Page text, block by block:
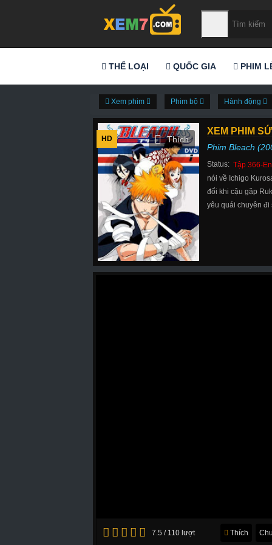
THỂ LOẠI QUỐC GIA PHIM
Xem phim Phim bộ Hành động
HD
XEM PHIM
Phim Bleach
Status: Tập 366-
nói về Ichigo
đổi khi cậu gặp
yêu quái chuyên
7.5 / 110 lượt Thích